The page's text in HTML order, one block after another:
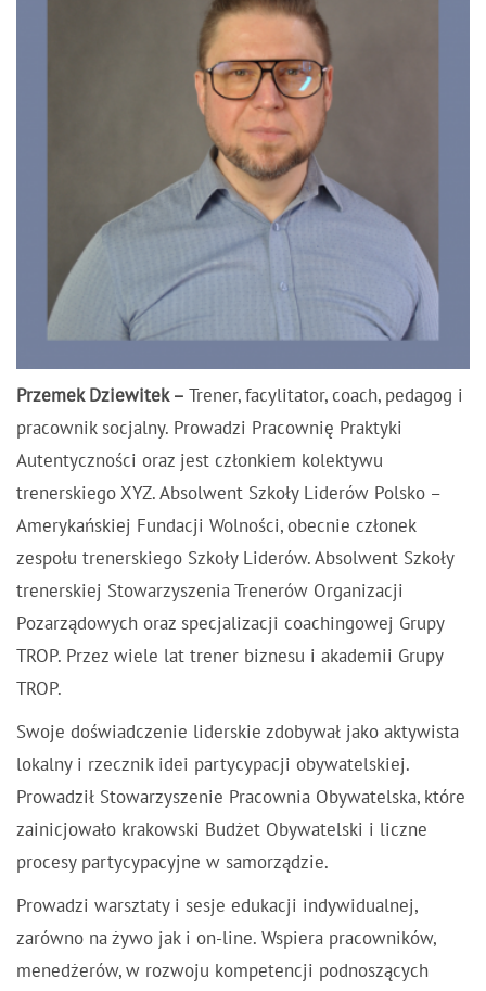
Przemek Dziewitek – Trener, facylitator, coach, pedagog i
pracownik socjalny. Prowadzi Pracownię Praktyki
Autentyczności oraz jest członkiem kolektywu
trenerskiego XYZ. Absolwent Szkoły Liderów Polsko –
Amerykańskiej Fundacji Wolności, obecnie członek
zespołu trenerskiego Szkoły Liderów. Absolwent Szkoły
trenerskiej Stowarzyszenia Trenerów Organizacji
Pozarządowych oraz specjalizacji coachingowej Grupy
TROP. Przez wiele lat trener biznesu i akademii Grupy
TROP.
Swoje doświadczenie liderskie zdobywał jako aktywista
lokalny i rzecznik idei partycypacji obywatelskiej.
Prowadził Stowarzyszenie Pracownia Obywatelska, które
zainicjowało krakowski Budżet Obywatelski i liczne
procesy partycypacyjne w samorządzie.
Prowadzi warsztaty i sesje edukacji indywidualnej,
zarówno na żywo jak i on-line. Wspiera pracowników,
menedżerów, w rozwoju kompetencji podnoszących